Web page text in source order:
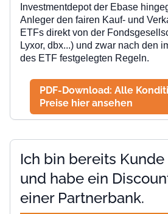
Investmentdepot der Ebase
Anleger den fairen Kauf- und
ETFs direktvon der
Lyxor, dbx...) und zwar nach den
des ETF festgelegten Regeln.
PDF-Download: Alle
Preise hier ansehen
Ich bin bereits
und habe ein
einer Partnerbank.